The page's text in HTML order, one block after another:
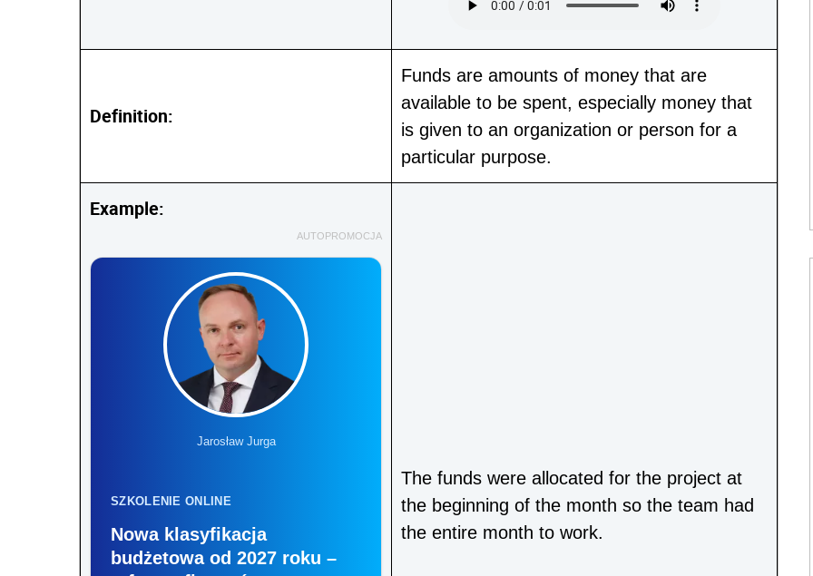
Definition:
Funds are amounts of money that are
available to be spent, especially money that
is given to an organization or person for a
particular purpose.
Example:
AUTOPROMOCJA
Jarosław Jurga
SZKOLENIE ONLINE
Nowa klasyfikacja
budżetowa od 2027 roku –
The funds were allocated for the project at
the beginning of the month so the team had
the entire month to work.